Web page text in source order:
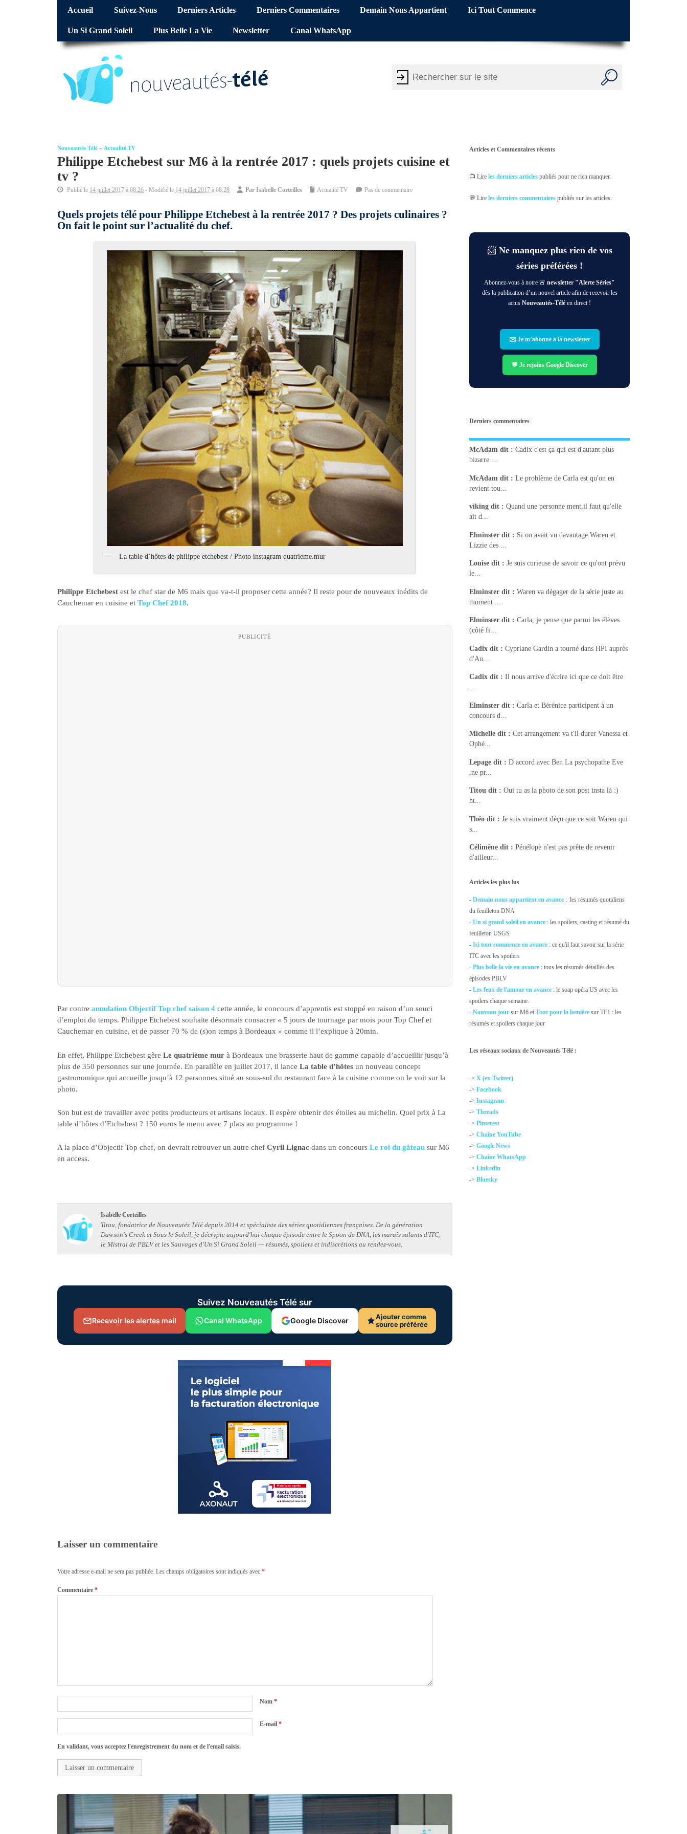
Accueil Suivez-Nous Derniers Articles Derniers Commentaires Demain Nous Appartient Ici Tout Commence
Un Si Grand Soleil Plus Belle La Vie Newsletter Canal WhatsApp
Nouveautés Télé » Actualité TV
Philippe Etchebest sur M6 à la rentrée 2017 : quels projets cuisine et
tv ?
Publié le 14 juillet 2017 à 08:26 - Modifié le 14 juillet 2017 à 08:28 Par Isabelle Corteilles Actualité TV Pas de commentaire
Quels projets télé pour Philippe Etchebest à la rentrée 2017 ? Des projets culinaires ?
On fait le point sur l’actualité du chef.
La table d’hôtes de philippe etchebest / Photo instagram quatrieme.mur
Philippe Etchebest est le chef star de M6 mais que va-t-il proposer cette année? Il reste pour de nouveaux inédits de
Cauchemar en cuisine et Top Chef 2018.
PUBLICITÉ
Par contre annulation Objectif Top chef saison 4 cette année, le concours d’apprentis est stoppé en raison d’un souci
d’emploi du temps. Philippe Etchebest souhaite désormais consacrer « 5 jours de tournage par mois pour Top Chef et
Cauchemar en cuisine, et de passer 70 % de (s)on temps à Bordeaux » comme il l’explique à 20min.
En effet, Philippe Etchebest gère Le quatrième mur à Bordeaux une brasserie haut de gamme capable d’accueillir jusqu’à
plus de 350 personnes sur une journée. En parallèle en juillet 2017, il lance La table d’hôtes un nouveau concept
gastronomique qui accueille jusqu’à 12 personnes situé au sous-sol du restaurant face à la cuisine comme on le voit sur la
photo.
Son but est de travailler avec petits producteurs et artisans locaux. Il espère obtenir des étoiles au michelin. Quel prix à La
table d’hôtes d’Etchebest ? 150 euros le menu avec 7 plats au programme !
A la place d’Objectif Top chef, on devrait retrouver un autre chef Cyril Lignac dans un concours Le roi du gâteau sur M6
en access.
Isabelle Corteilles
Titou, fondatrice de Nouveautés Télé depuis 2014 et spécialiste des séries quotidiennes françaises. De la génération
Dawson's Creek et Sous le Soleil, je décrypte aujourd'hui chaque épisode entre le Spoon de DNA, les marais salants d'ITC,
le Mistral de PBLV et les Sauvages d'Un Si Grand Soleil — résumés, spoilers et indiscrétions au rendez-vous.
Suivez Nouveautés Télé sur
Recevoir les alertes mail Canal WhatsApp Google Discover
Ajouter comme
source préférée
Laisser un commentaire
Votre adresse e-mail ne sera pas publiée. Les champs obligatoires sont indiqués avec *
Commentaire *
Nom *
E-mail *
En validant, vous acceptez l'enregistrement du nom et de l'email saisis.
Articles et Commentaires récents
📺 Lireles derniers articles publiés pour ne rien manquer.
💬 Lireles derniers commentaires publiés sur les articles.
📨 Ne manquez plus rien de vos
séries préférées !
Abonnez-vous à notre 🚨newsletter "Alerte Séries"
dès la publication d’un nouvel article afin de recevoir les
actusNouveautés-Télé en direct !
✉️ Je m’abonne à la newsletter
💬 Je rejoins Google Discover
Derniers commentaires
McAdam dit : Cadix c'est ça qui est d'autant plus
bizarre ...
McAdam dit : Le problème de Carla est qu'on en
revient tou...
viking dit : Quand une personne ment,il faut qu'elle
ait d...
Elminster dit : Si on avait vu davantage Waren et
Lizzie des ...
Louise dit : Je suis curieuse de savoir ce qu'ont prévu
le...
Elminster dit : Waren va dégager de la série juste au
moment ...
Elminster dit : Carla, je pense que parmi les élèves
(côté fi...
Cadix dit : Cypriane Gardin a tourné dans HPI auprès
d'Au...
Cadix dit : Il nous arrive d'écrire ici que ce doit être
...
Elminster dit : Carla et Bérénice participent à un
concours d...
Michelle dit : Cet arrangement va t'il durer Vanessa et
Ophé...
Lepage dit : D accord avec Ben La psychopathe Eve
,ne pr...
Titou dit : Oui tu as la photo de son post insta là :)
ht...
Théo dit : Je suis vraiment déçu que ce soit Waren qui
s...
Célimène dit : Pénélope n'est pas prête de revenir
d'ailleur...
Articles les plus lus
-Demain nous appartient en avance : les résumés quotidiens
du feuilleton DNA
-Un si grand soleil en avance : les spoilers, casting et résumé du
feuilleton USGS
-Ici tout commence en avance : ce qu'il faut savoir sur la série
ITC avec les spoilers
- Plus belle la vie en avance : tous les résumés détaillés des
épisodes PBLV
-Les feux de l'amour en avance : le soap opéra US avec les
spoilers chaque semaine.
-Nouveau jour sur M6 etTout pour la lumière sur TF1 : les
résumés et spoilers chaque jour
Les réseaux sociaux de Nouveautés Télé :
->X (ex-Twitter)
->Facebook
->Instagram
->Threads
->Pinterest
->Chaîne YouTube
->Google News
->Chaîne WhatsApp
->Linkedin
->Bluesky